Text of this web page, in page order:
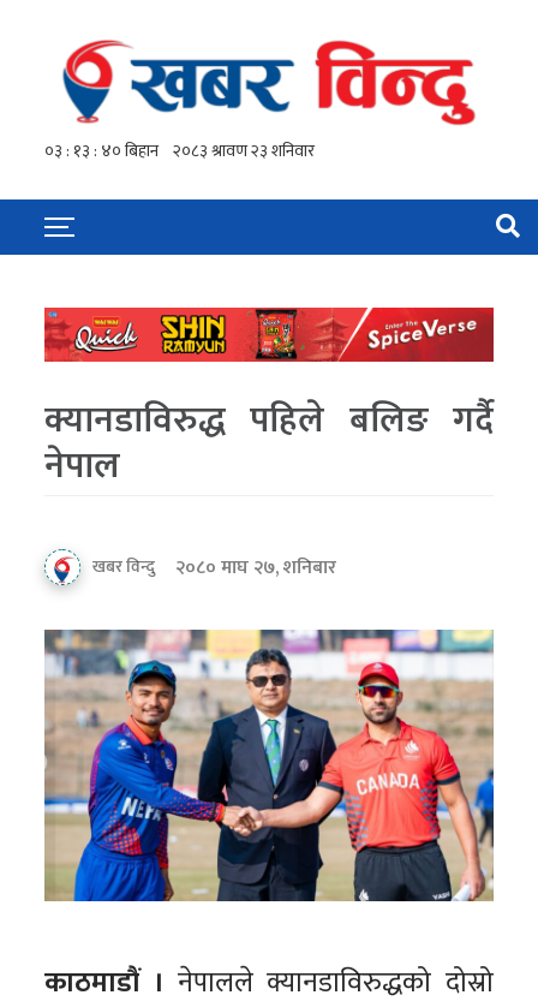
क्यानडाविरुद्ध पहिले बलिङ गर्दै
नेपाल
खबर विन्दु २०८० माघ २७, शनिबार
काठमाडौं । नेपालले क्यानडाविरुद्धको दोस्रो